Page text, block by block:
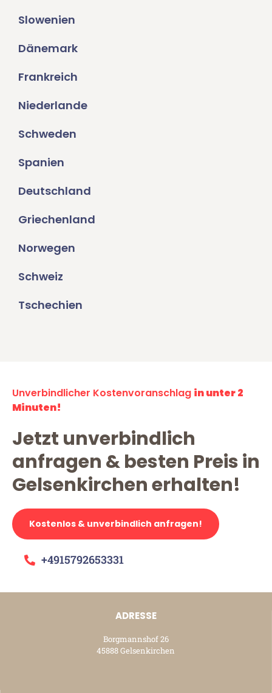
Slowenien
Dänemark
Frankreich
Niederlande
Schweden
Spanien
Deutschland
Griechenland
Norwegen
Schweiz
Tschechien
Unverbindlicher Kostenvoranschlag in unter 2
Minuten!
Jetzt unverbindlich
anfragen & besten Preis in
Gelsenkirchen erhalten!
Kostenlos & unverbindlich anfragen!
+4915792653331
ADRESSE
Borgmannshof 26
45888 Gelsenkirchen